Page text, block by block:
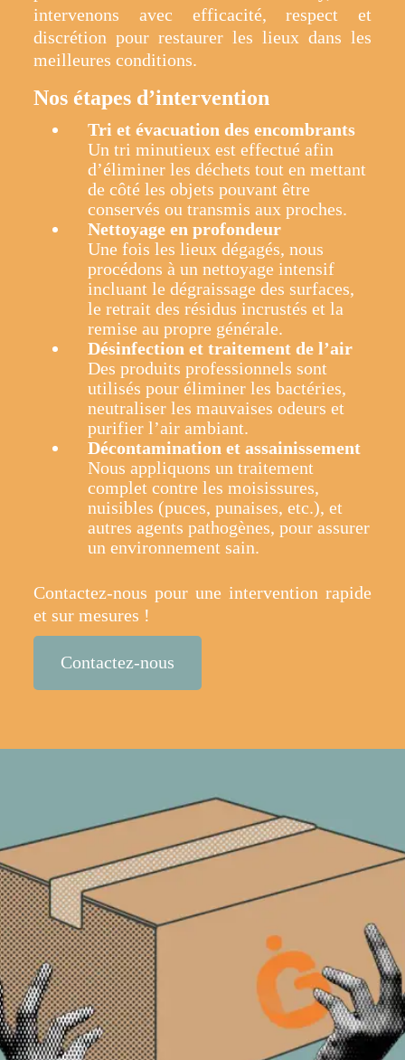
intervenons avec efficacité, respect et
discrétion pour restaurer les lieux dans les
meilleures conditions.
Nos étapes d’intervention
Tri et évacuation des encombrants
Un tri minutieux est effectué afin
d’éliminer les déchets tout en mettant
de côté les objets pouvant être
conservés ou transmis aux proches.
Nettoyage en profondeur
Une fois les lieux dégagés, nous
procédons à un nettoyage intensif
incluant le dégraissage des surfaces,
le retrait des résidus incrustés et la
remise au propre générale.
Désinfection et traitement de l’air
Des produits professionnels sont
utilisés pour éliminer les bactéries,
neutraliser les mauvaises odeurs et
purifier l’air ambiant.
Décontamination et assainissement
Nous appliquons un traitement
complet contre les moisissures,
nuisibles (puces, punaises, etc.), et
autres agents pathogènes, pour assurer
un environnement sain.
Contactez-nous pour une intervention rapide
et sur mesures !
Contactez-nous